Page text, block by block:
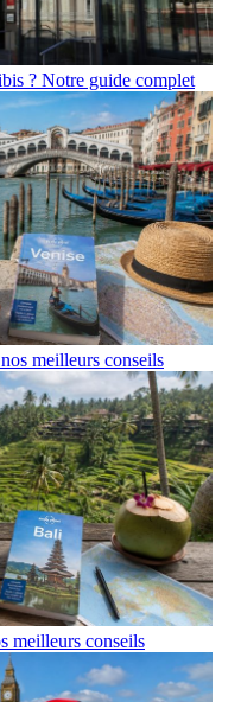
? Notre guide complet
meilleurs conseils
meilleurs conseils